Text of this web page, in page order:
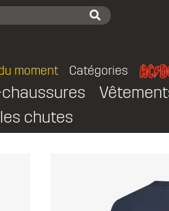
moment Catégories
chutes